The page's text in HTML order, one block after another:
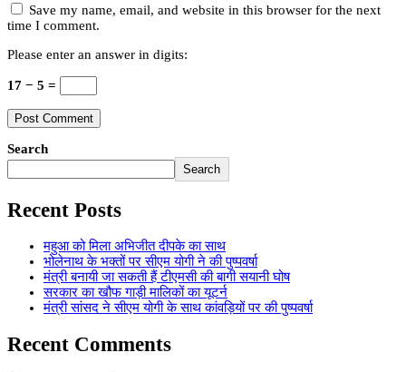
Save my name, email, and website in this browser for the next
time I comment.
Please enter an answer in digits:
17 − 5 =
Search
Search
Recent Posts
महुआ को मिला अभिजीत दीपके का साथ
भोलेनाथ के भक्तों पर सीएम योगी ने की पुष्पवर्षा
मंत्री बनायी जा सकती हैं टीएमसी की बागी सयानी घोष
सरकार का खौफ गाड़ी मालिकों का यूटर्न
मंत्री सांसद ने सीएम योगी के साथ कांवड़ियों पर की पुष्पवर्षा
Recent Comments